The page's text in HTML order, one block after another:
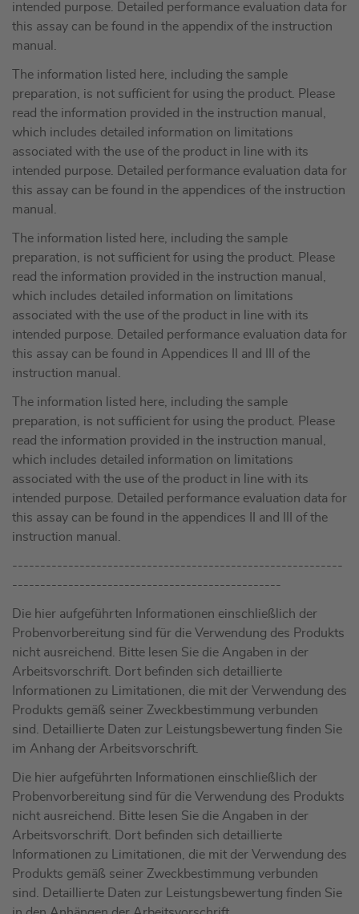
intended purpose. Detailed performance evaluation data for
this assay can be found in the appendix of the instruction
manual.
The information listed here, including the sample
preparation, is not sufficient for using the product. Please
read the information provided in the instruction manual,
which includes detailed information on limitations
associated with the use of the product in line with its
intended purpose. Detailed performance evaluation data for
this assay can be found in the appendices of the instruction
manual.
The information listed here, including the sample
preparation, is not sufficient for using the product. Please
read the information provided in the instruction manual,
which includes detailed information on limitations
associated with the use of the product in line with its
intended purpose. Detailed performance evaluation data for
this assay can be found in Appendices II and III of the
instruction manual.
The information listed here, including the sample
preparation, is not sufficient for using the product. Please
read the information provided in the instruction manual,
which includes detailed information on limitations
associated with the use of the product in line with its
intended purpose. Detailed performance evaluation data for
this assay can be found in the appendices II and III of the
instruction manual.
-----------------------------------------------------------
------------------------------------------------
Die hier aufgeführten Informationen einschließlich der
Probenvorbereitung sind für die Verwendung des Produkts
nicht ausreichend. Bitte lesen Sie die Angaben in der
Arbeitsvorschrift. Dort befinden sich detaillierte
Informationen zu Limitationen, die mit der Verwendung des
Produkts gemäß seiner Zweckbestimmung verbunden
sind. Detaillierte Daten zur Leistungsbewertung finden Sie
im Anhang der Arbeitsvorschrift.
Die hier aufgeführten Informationen einschließlich der
Probenvorbereitung sind für die Verwendung des Produkts
nicht ausreichend. Bitte lesen Sie die Angaben in der
Arbeitsvorschrift. Dort befinden sich detaillierte
Informationen zu Limitationen, die mit der Verwendung des
Produkts gemäß seiner Zweckbestimmung verbunden
sind. Detaillierte Daten zur Leistungsbewertung finden Sie